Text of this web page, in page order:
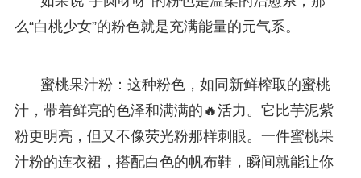
么“白桃少女”的粉色就是充满能量的元气系。
蜜桃果汁粉：这种粉色，如同新鲜榨取的蜜桃
汁，带着鲜亮的色泽和满满的🔥活力。它比芋泥紫
粉更明亮，但又不像荧光粉那样刺眼。一件蜜桃果
汁粉的连衣裙，搭配白色的帆布鞋，瞬间就能让你